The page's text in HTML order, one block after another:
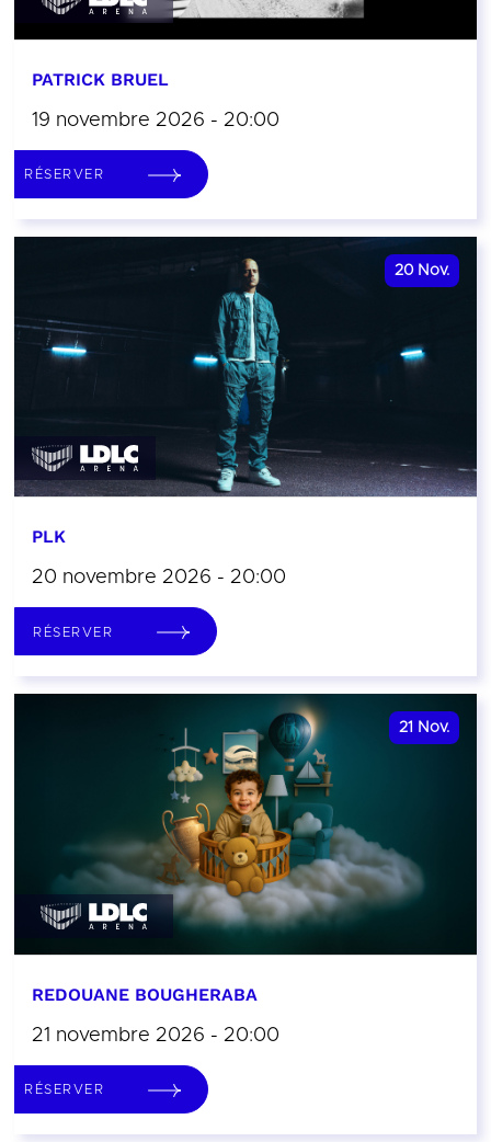
PATRICK BRUEL
19 novembre 2026 - 20:00
RÉSERVER
20 Nov.
PLK
20 novembre 2026 - 20:00
RÉSERVER
21 Nov.
REDOUANE BOUGHERABA
21 novembre 2026 - 20:00
RÉSERVER